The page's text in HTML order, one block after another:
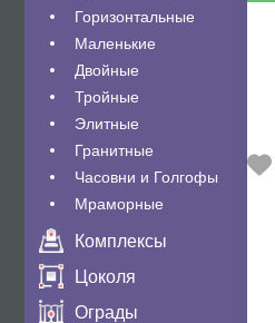
Горизонтальные
Маленькие
Двойные
Тройные
Элитные
Гранитные
Часовни и Голгофы
Мраморные
Комплексы
Цоколя
Ограды